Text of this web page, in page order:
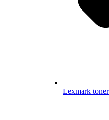
Lexmark toner